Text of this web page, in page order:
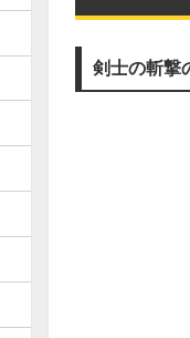
剣士の斬撃